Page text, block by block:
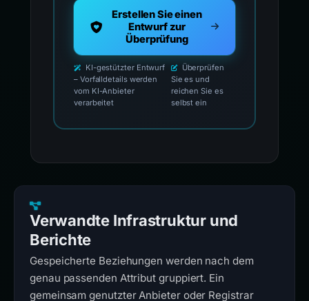
Erstellen Sie einen
Entwurf zur
Überprüfung
KI-gestützter Entwurf
– Vorfalldetails werden
vom KI-Anbieter
verarbeitet
Überprüfen
Sie es und
reichen Sie es
selbst ein
Verwandte Infrastruktur und
Berichte
Gespeicherte Beziehungen werden nach dem
genau passenden Attribut gruppiert. Ein
gemeinsam genutzter Anbieter oder Registrar